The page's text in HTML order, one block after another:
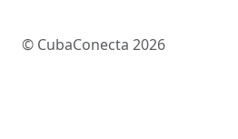
© CubaConecta 2026